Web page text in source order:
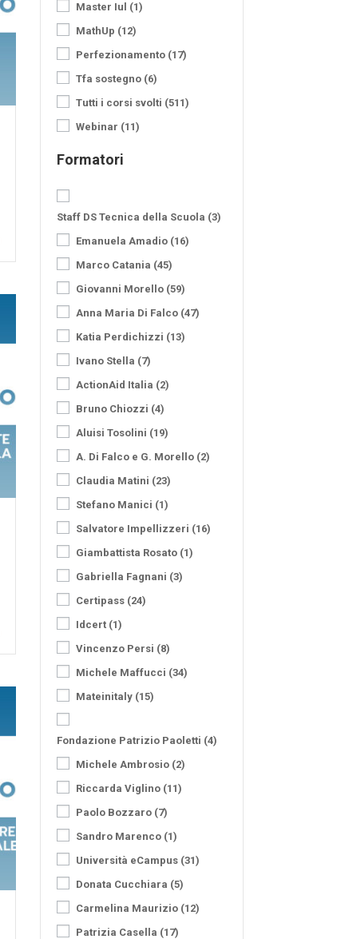
Master Iul (1)
MathUp (12)
Perfezionamento (17)
Tfa sostegno (6)
Tutti i corsi svolti (511)
Webinar (11)
Formatori
Staff DS Tecnica della Scuola (3)
Emanuela Amadio (16)
Marco Catania (45)
Giovanni Morello (59)
Anna Maria Di Falco (47)
Katia Perdichizzi (13)
Ivano Stella (7)
ActionAid Italia (2)
Bruno Chiozzi (4)
Aluisi Tosolini (19)
A. Di Falco e G. Morello (2)
Claudia Matini (23)
Stefano Manici (1)
Salvatore Impellizzeri (16)
Giambattista Rosato (1)
Gabriella Fagnani (3)
Certipass (24)
Idcert (1)
Vincenzo Persi (8)
Michele Maffucci (34)
Mateinitaly (15)
Fondazione Patrizio Paoletti (4)
Michele Ambrosio (2)
Riccarda Viglino (11)
Paolo Bozzaro (7)
Sandro Marenco (1)
Università eCampus (31)
Donata Cucchiara (5)
Carmelina Maurizio (12)
Patrizia Casella (17)